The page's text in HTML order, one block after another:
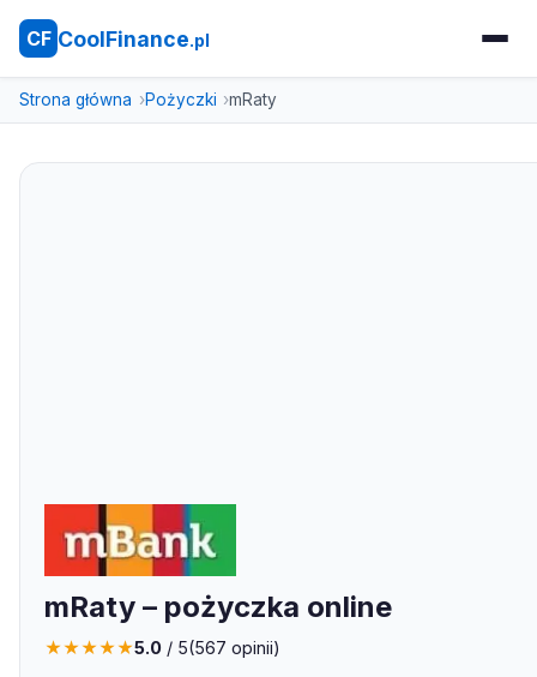
CF CoolFinance.pl
Strona główna Pożyczki mRaty
mRaty – pożyczka online
★★★★★5.0 / 5(567 opinii)